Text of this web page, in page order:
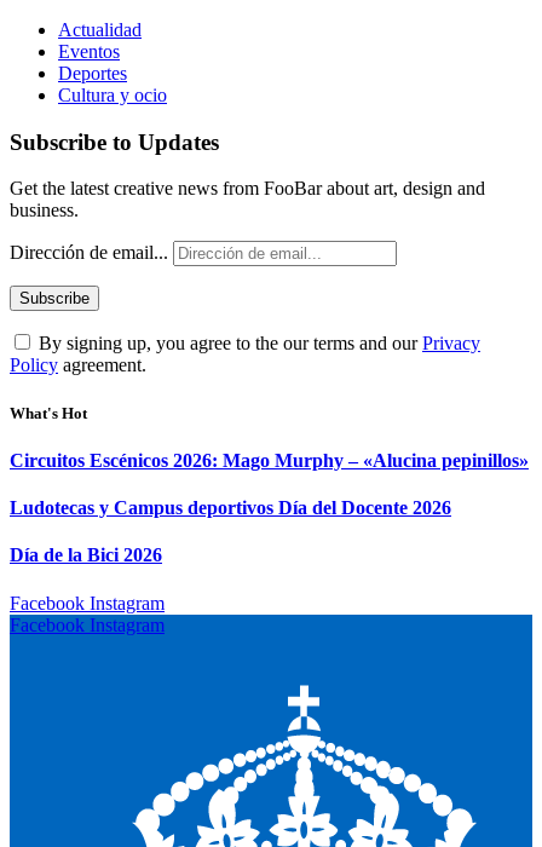
Actualidad
Eventos
Deportes
Cultura y ocio
Subscribe to Updates
Get the latest creative news from FooBar about art, design and
business.
Dirección de email...
By signing up, you agree to the our terms and ourPrivacy
Policy agreement.
What's Hot
Circuitos Escénicos 2026: Mago Murphy – «Alucina pepinillos»
Ludotecas y Campus deportivos Día del Docente 2026
Día de la Bici 2026
Facebook Instagram
Facebook Instagram